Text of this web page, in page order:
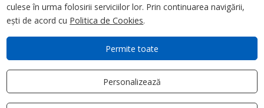
culese în urma folosirii serviciilor lor. Prin continuarea navigării,
ești de acord cu Politica de Cookies.
Permite toate
Personalizează